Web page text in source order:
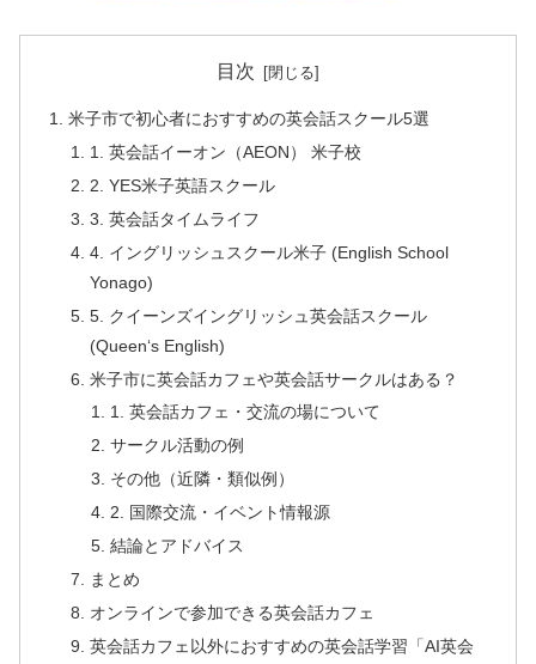
目次
米子市で初心者におすすめの英会話スクール5選
1. 英会話イーオン（AEON） 米子校
2. YES米子英語スクール
3. 英会話タイムライフ
4. イングリッシュスクール米子 (English School
Yonago)
5. クイーンズイングリッシュ英会話スクール
(Queen‘s English)
米子市に英会話カフェや英会話サークルはある？
1. 英会話カフェ・交流の場について
サークル活動の例
その他（近隣・類似例）
2. 国際交流・イベント情報源
結論とアドバイス
まとめ
オンラインで参加できる英会話カフェ
英会話カフェ以外におすすめの英会話学習「AI英会